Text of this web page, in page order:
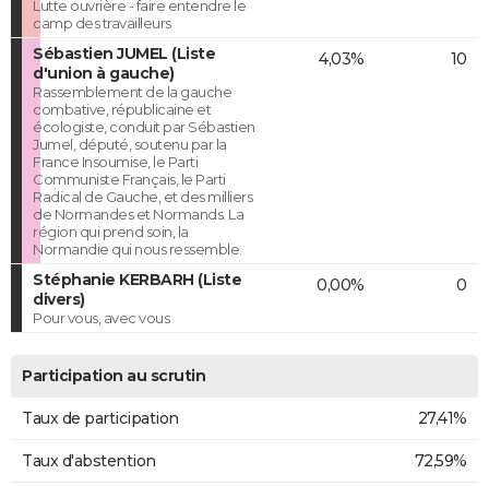
Lutte ouvrière - faire entendre le
camp des travailleurs
Sébastien JUMEL (Liste
d'union à gauche)
Rassemblement de la gauche
combative, républicaine et
écologiste, conduit par Sébastien
Jumel, député, soutenu par la
France Insoumise, le Parti
Communiste Français, le Parti
Radical de Gauche, et des milliers
de Normandes et Normands. La
région qui prend soin, la
Normandie qui nous ressemble.
4,03% 10
Stéphanie KERBARH (Liste
divers)
Pour vous, avec vous
0,00% 0
Participation au scrutin
Taux de participation 27,41%
Taux d'abstention 72,59%